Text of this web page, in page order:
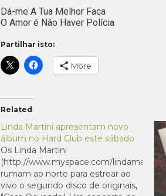
Dá-me A Tua Melhor Faca
O Amor é Não Haver Polícia
Partilhar isto:
More
Related
Linda Martini apresentam novo
álbum no Hard Club este sábado
Os Linda Martini
(http://www.myspace.com/lindamartini)
rumam ao norte para estrear ao
vivo o segundo disco de originais,